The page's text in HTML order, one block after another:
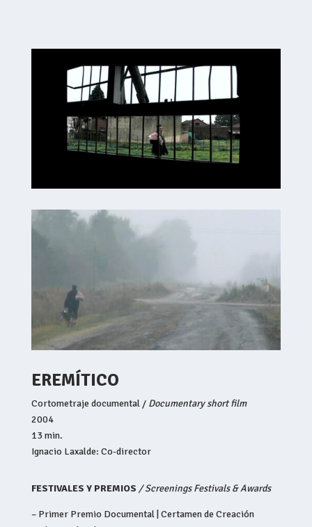
EREMÍTICO
Cortometraje documental / Documentary short film
2004
13 min.
Ignacio Laxalde: Co-director
FESTIVALES Y PREMIOS / Screenings Festivals & Awards
– Primer Premio Documental | Certamen de Creación